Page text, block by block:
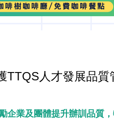
TTQS人才發展品質
企業及團體提升辦訓品質